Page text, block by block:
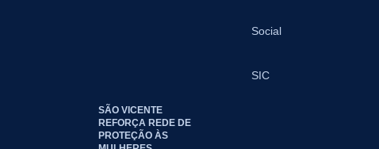
Social
SIC
SÃO VICENTE
REFORÇA REDE DE
PROTEÇÃO ÀS